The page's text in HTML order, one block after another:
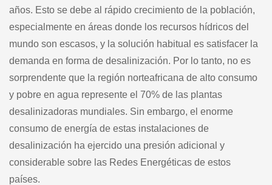
años. Esto se debe al rápido crecimiento de la población,
especialmente en áreas donde los recursos hídricos del
mundo son escasos, y la solución habitual es satisfacer la
demanda en forma de desalinización. Por lo tanto, no es
sorprendente que la región norteafricana de alto consumo
y pobre en agua represente el 70% de las plantas
desalinizadoras mundiales. Sin embargo, el enorme
consumo de energía de estas instalaciones de
desalinización ha ejercido una presión adicional y
considerable sobre las Redes Energéticas de estos
países.